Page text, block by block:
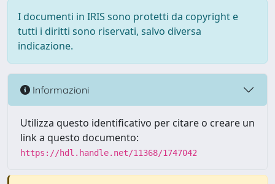
I documenti in IRIS sono protetti da copyright e
tutti i diritti sono riservati, salvo diversa
indicazione.
Informazioni
Utilizza questo identificativo per citare o creare un
link a questo documento:
https://hdl.handle.net/11368/1747042